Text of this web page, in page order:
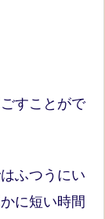
すことがで
ふつうにい
に短い時間